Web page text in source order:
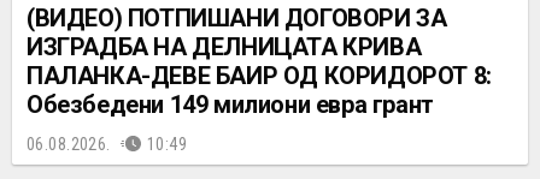
(ВИДЕО) ПОТПИШАНИ ДОГОВОРИ ЗА
ИЗГРАДБА НА ДЕЛНИЦАТА КРИВА
ПАЛАНКА-ДЕВЕ БАИР ОД КОРИДОРОТ 8:
Обезбедени 149 милиони евра грант
06.08.2026. 10:49